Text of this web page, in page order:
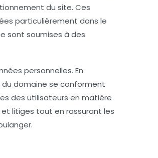
du site. Ces
particulièrement dans le
sont soumises à des
personnelles. En
domaine se conforment
des utilisateurs en matière
litiges tout en rassurant les